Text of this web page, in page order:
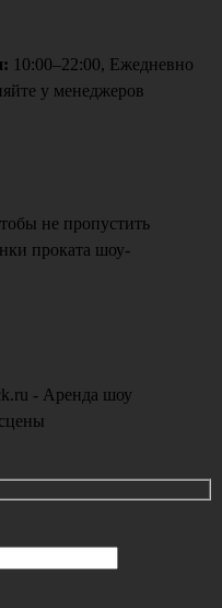
10:00–22:00, Ежедневно
у менеджеров
не пропустить
проката шоу-
- Аренда шоу